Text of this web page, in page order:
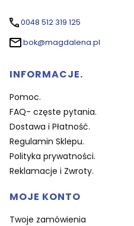
0048 512 319 125
bok@magdalena.pl
Linki w stopce
INFORMACJE.
Pomoc.
FAQ- częste pytania.
Dostawa i Płatność.
Regulamin Sklepu.
Polityka prywatności.
Reklamacje i Zwroty.
MOJE KONTO
Twoje zamówienia